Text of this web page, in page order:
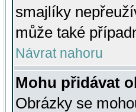
smajlíky
může také
Návrat nahoru
Mohu přidávat
Obrázky se